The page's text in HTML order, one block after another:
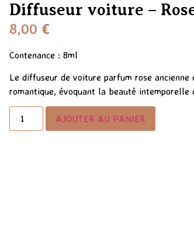
Diffuseur voiture –
8,00 €
Contenance : 8ml
Le diffuseur de voiture parfum rose
romantique, évoquant la beauté intemporelle
AJOUTER AU PANIER